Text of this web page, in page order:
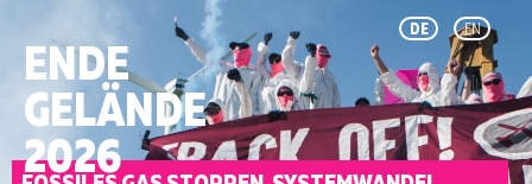
DE EN
ENDE
GELÄNDE
2026